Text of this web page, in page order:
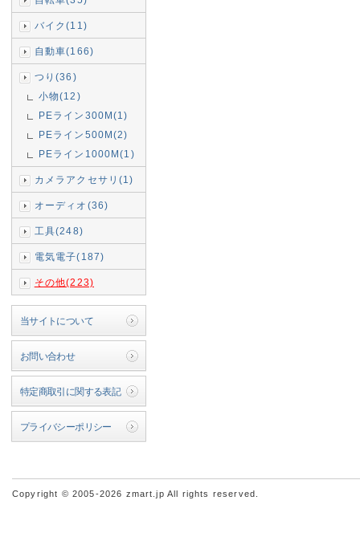
バイク(11)
自動車(166)
つり(36)
小物(12)
PEライン300M(1)
PEライン500M(2)
PEライン1000M(1)
カメラアクセサリ(1)
オーディオ(36)
工具(248)
電気電子(187)
その他(223)
当サイトについて
お問い合わせ
特定商取引に関する表記
プライバシーポリシー
Copyright © 2005-2026 zmart.jp All rights reserved.